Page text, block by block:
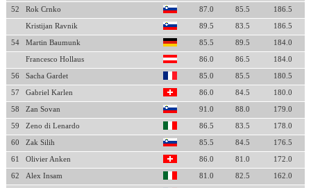
52 Rok Crnko 87.0 85.5 186.5
Kristijan Ravnik 89.5 83.5 186.5
54 Martin Baumunk 85.5 89.5 184.0
Francesco Hollaus 86.0 86.5 184.0
56 Sacha Gardet 85.0 85.5 180.5
57 Gabriel Karlen 86.0 84.5 180.0
58 Zan Sovan 91.0 88.0 179.0
59 Zeno di Lenardo 86.5 83.5 178.0
60 Zak Silih 85.5 84.5 176.5
61 Olivier Anken 86.0 81.0 172.0
62 Alex Insam 81.0 82.5 162.0